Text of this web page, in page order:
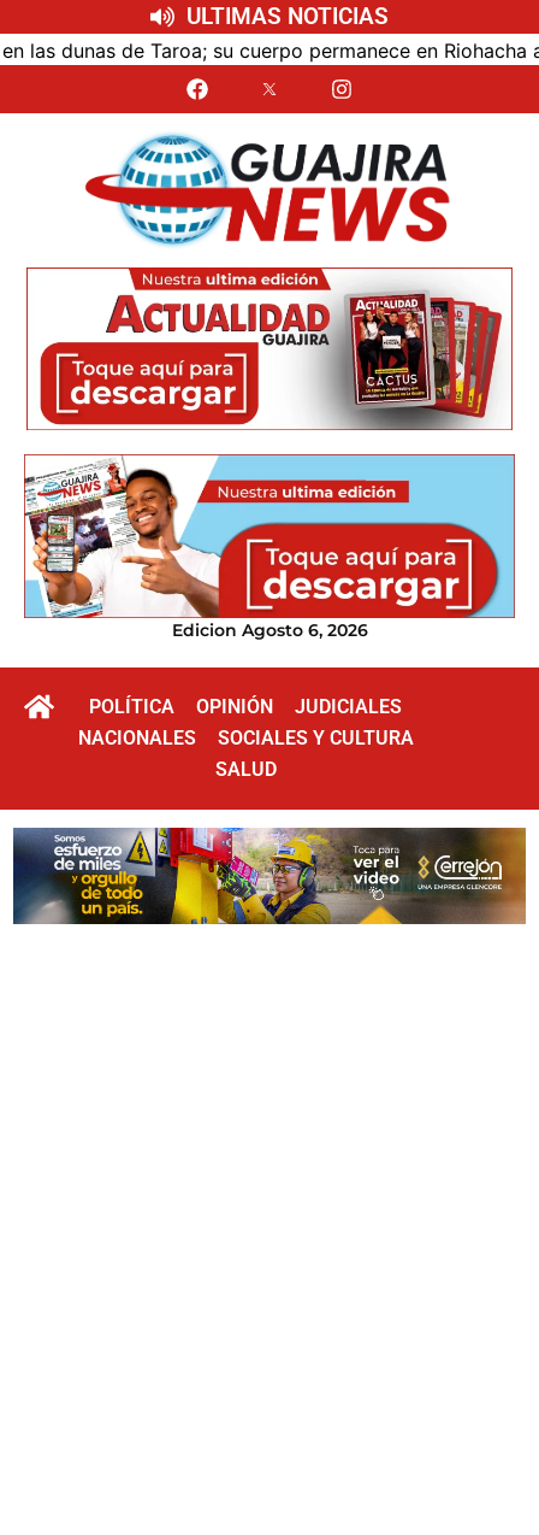
ULTIMAS NOTICIAS
de Taroa; su cuerpo permanece en Riohacha a la
Edicion Agosto 6, 2026
POLÍTICA OPINIÓN
JUDICIALES
NACIONALES
SOCIALES Y CULTURA
SALUD